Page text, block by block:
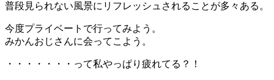
普段見られない風景にリフレッシュされることが多々ある。
今度プライベートで行ってみよう。
みかんおじさんに会ってこよう。
・・・・・・・って私やっぱり疲れてる？！